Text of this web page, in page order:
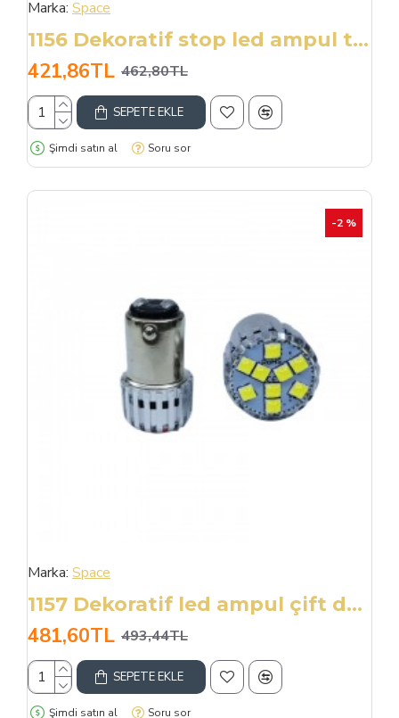
Marka: Space
1156 Dekoratif stop led ampul tek duy kırmızı 12V 4W canbus / LAAM951-2
421,86TL 462,80TL
SEPETE EKLE
Şimdi satın al Soru sor
-2 %
Marka: Space
1157 Dekoratif led ampul çift duy beyaz 12V 4W canbus / LAAM952
481,60TL 493,44TL
SEPETE EKLE
Şimdi satın al Soru sor